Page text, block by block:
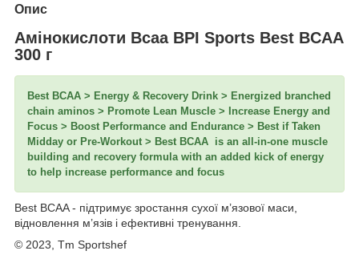
Опис
Амінокислоти Bcaa BPI Sports Best BCAA
300 г
Best BCAA > Energy & Recovery Drink > Energized branched
chain aminos > Promote Lean Muscle > Increase Energy and
Focus > Boost Performance and Endurance > Best if Taken
Midday or Pre-Workout > Best BCAA is an all-in-one muscle
building and recovery formula with an added kick of energy
to help increase performance and focus
Best BCAA - підтримує зростання сухої м’язової маси,
відновлення м’язів і ефективні тренування.
© 2023, Tm Sportshef